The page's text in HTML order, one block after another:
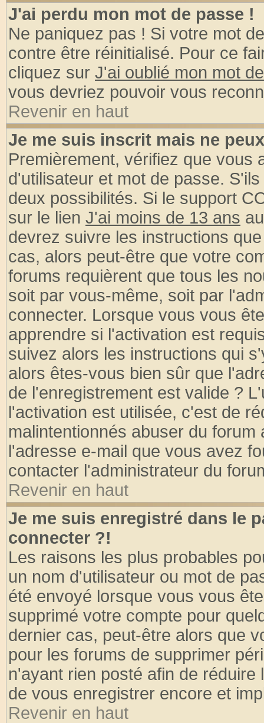
J'ai perdu mon mot de passe !
Ne paniquez pas ! Si votre mot
contre être réinitialisé. Pour ce
cliquez sur J'ai oublié mon mot
vous devriez pouvoir vous
Revenir en haut
Je me suis inscrit mais ne
Premièrement, vérifiez que vous
d'utilisateur et mot de passe.
deux possibilités. Si le support
sur le lien J'ai moins de 13 ans
devrez suivre les instructions
cas, alors peut-être que votre
forums requièrent que tous les
soit par vous-même, soit par
connecter. Lorsque vous vous
apprendre si l'activation est
suivez alors les instructions qui
alors êtes-vous bien sûr que
de l'enregistrement est valide ?
l'activation est utilisée, c'est de
malintentionnés abuser du
l'adresse e-mail que vous avez
contacter l'administrateur du
Revenir en haut
Je me suis enregistré dans le
connecter ?!
Les raisons les plus probables
un nom d'utilisateur ou mot de
été envoyé lorsque vous vous
supprimé votre compte pour
dernier cas, peut-être alors que
pour les forums de supprimer
n'ayant rien posté afin de
de vous enregistrer encore et
Revenir en haut